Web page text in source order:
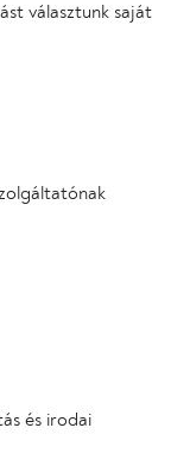
választunk saját
és irodai